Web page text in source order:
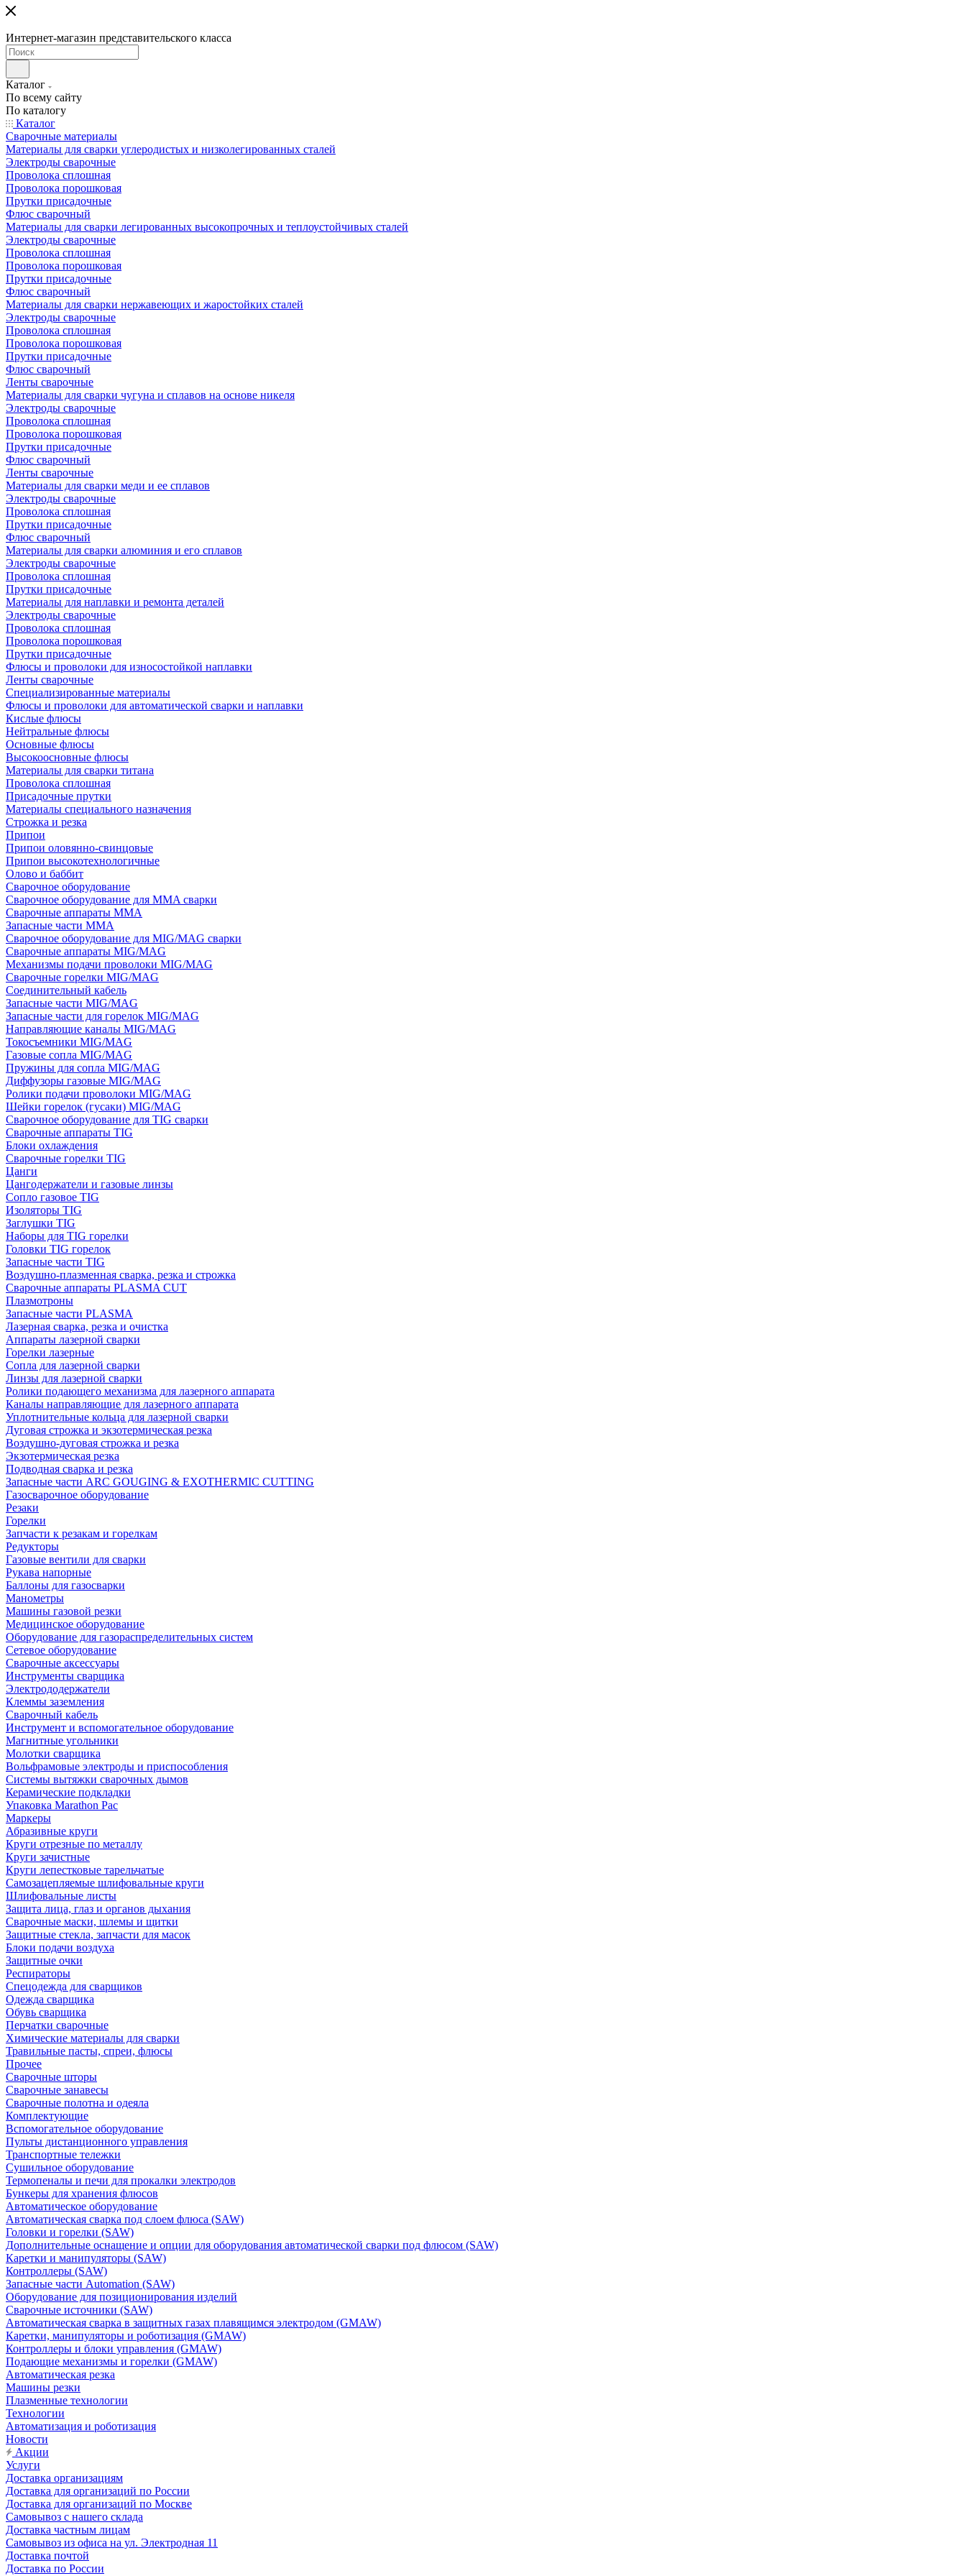
Интернет-магазин представительского класса
Каталог
По всему сайту
По каталогу
Каталог
Сварочные материалы
Материалы для сварки углеродистых и низколегированных сталей
Электроды сварочные
Проволока сплошная
Проволока порошковая
Прутки присадочные
Флюс сварочный
Материалы для сварки легированных высокопрочных и теплоустойчивых сталей
Электроды сварочные
Проволока сплошная
Проволока порошковая
Прутки присадочные
Флюс сварочный
Материалы для сварки нержавеющих и жаростойких сталей
Электроды сварочные
Проволока сплошная
Проволока порошковая
Прутки присадочные
Флюс сварочный
Ленты сварочные
Материалы для сварки чугуна и сплавов на основе никеля
Электроды сварочные
Проволока сплошная
Проволока порошковая
Прутки присадочные
Флюс сварочный
Ленты сварочные
Материалы для сварки меди и ее сплавов
Электроды сварочные
Проволока сплошная
Прутки присадочные
Флюс сварочный
Материалы для сварки алюминия и его сплавов
Электроды сварочные
Проволока сплошная
Прутки присадочные
Материалы для наплавки и ремонта деталей
Электроды сварочные
Проволока сплошная
Проволока порошковая
Прутки присадочные
Флюсы и проволоки для износостойкой наплавки
Ленты сварочные
Специализированные материалы
Флюсы и проволоки для автоматической сварки и наплавки
Кислые флюсы
Нейтральные флюсы
Основные флюсы
Высокоосновные флюсы
Материалы для сварки титана
Проволока сплошная
Присадочные прутки
Материалы специального назначения
Строжка и резка
Припои
Припои оловянно-свинцовые
Припои высокотехнологичные
Олово и баббит
Сварочное оборудование
Сварочное оборудование для MMA сварки
Сварочные аппараты MMA
Запасные части MMA
Сварочное оборудование для MIG/MAG сварки
Сварочные аппараты MIG/MAG
Механизмы подачи проволоки MIG/MAG
Сварочные горелки MIG/MAG
Соединительный кабель
Запасные части MIG/MAG
Запасные части для горелок MIG/MAG
Направляющие каналы MIG/MAG
Токосъемники MIG/MAG
Газовые сопла MIG/MAG
Пружины для сопла MIG/MAG
Диффузоры газовые MIG/MAG
Ролики подачи проволоки MIG/MAG
Шейки горелок (гусаки) MIG/MAG
Сварочное оборудование для TIG сварки
Сварочные аппараты TIG
Блоки охлаждения
Сварочные горелки TIG
Цанги
Цангодержатели и газовые линзы
Сопло газовое TIG
Изоляторы TIG
Заглушки TIG
Наборы для TIG горелки
Головки TIG горелок
Запасные части TIG
Воздушно-плазменная сварка, резка и строжка
Сварочные аппараты PLASMA CUT
Плазмотроны
Запасные части PLASMA
Лазерная сварка, резка и очистка
Аппараты лазерной сварки
Горелки лазерные
Сопла для лазерной сварки
Линзы для лазерной сварки
Ролики подающего механизма для лазерного аппарата
Каналы направляющие для лазерного аппарата
Уплотнительные кольца для лазерной сварки
Дуговая строжка и экзотермическая резка
Воздушно-дуговая строжка и резка
Экзотермическая резка
Подводная сварка и резка
Запасные части ARC GOUGING & EXOTHERMIC CUTTING
Газосварочное оборудование
Резаки
Горелки
Запчасти к резакам и горелкам
Редукторы
Газовые вентили для сварки
Рукава напорные
Баллоны для газосварки
Манометры
Машины газовой резки
Медицинское оборудование
Оборудование для газораспределительных систем
Сетевое оборудование
Сварочные аксессуары
Инструменты сварщика
Электрододержатели
Клеммы заземления
Сварочный кабель
Инструмент и вспомогательное оборудование
Магнитные угольники
Молотки сварщика
Вольфрамовые электроды и приспособления
Системы вытяжки сварочных дымов
Керамические подкладки
Упаковка Marathon Pac
Маркеры
Абразивные круги
Круги отрезные по металлу
Круги зачистные
Круги лепестковые тарельчатые
Самозацепляемые шлифовальные круги
Шлифовальные листы
Защита лица, глаз и органов дыхания
Сварочные маски, шлемы и щитки
Защитные стекла, запчасти для масок
Блоки подачи воздуха
Защитные очки
Респираторы
Спецодежда для сварщиков
Одежда сварщика
Обувь сварщика
Перчатки сварочные
Химические материалы для сварки
Травильные пасты, спреи, флюсы
Прочее
Сварочные шторы
Сварочные занавесы
Сварочные полотна и одеяла
Комплектующие
Вспомогательное оборудование
Пульты дистанционного управления
Транспортные тележки
Сушильное оборудование
Термопеналы и печи для прокалки электродов
Бункеры для хранения флюсов
Автоматическое оборудование
Автоматическая сварка под слоем флюса (SAW)
Головки и горелки (SAW)
Дополнительные оснащение и опции для оборудования автоматической сварки под флюсом (SAW)
Каретки и манипуляторы (SAW)
Контроллеры (SAW)
Запасные части Automation (SAW)
Оборудование для позиционирования изделий
Сварочные источники (SAW)
Автоматическая сварка в защитных газах плавящимся электродом (GMAW)
Каретки, манипуляторы и роботизация (GMAW)
Контроллеры и блоки управления (GMAW)
Подающие механизмы и горелки (GMAW)
Автоматическая резка
Машины резки
Плазменные технологии
Технологии
Автоматизация и роботизация
Новости
Акции
Услуги
Доставка организациям
Доставка для организаций по России
Доставка для организаций по Москве
Самовывоз с нашего склада
Доставка частным лицам
Самовывоз из офиса на ул. Электродная 11
Доставка почтой
Доставка по России